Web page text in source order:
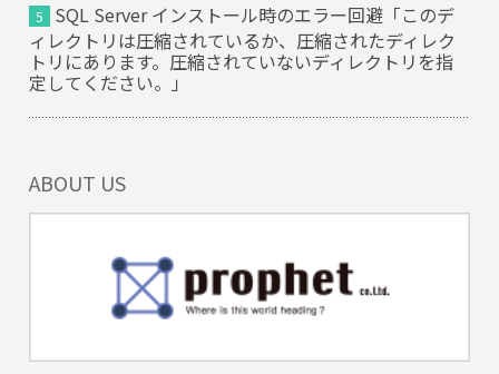
SQL Server インストール時のエラー回避「このデ
ィレクトリは圧縮されているか、圧縮されたディレク
トリにあります。圧縮されていないディレクトリを指
定してください。」
ABOUT US